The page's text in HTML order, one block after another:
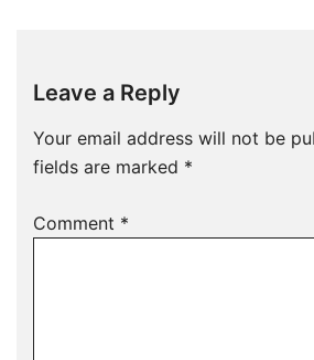
Leave a Reply
Your email address will not be
fields are marked *
Comment *